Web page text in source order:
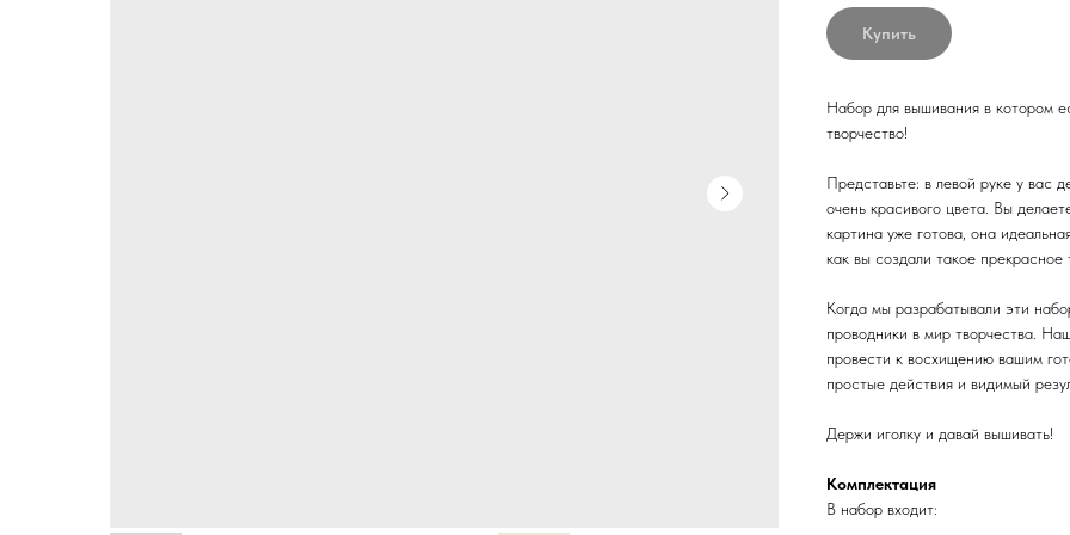
Купить
Набор для вышивания в котором
творчество!
Представьте: в левой руке у вас
очень красивого цвета. Вы
картина уже готова, она
как вы создали такое прекрасное
Когда мы разрабатывали эти
проводники в мир творчества.
провести к восхищению вашим
простые действия и видимый
Держи иголку и давай вышивать!
Комплектация
В набор входит: